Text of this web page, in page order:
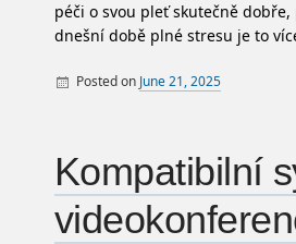
péči o svou pleť skutečně dobře,
dnešní době plné stresu je to
Posted on June 21, 2025
Kompatibilní